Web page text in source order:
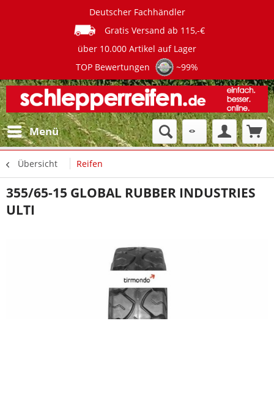
Deutscher Fachhändler
Gratis Versand ab 115,-€
über 10.000 Artikel auf Lager
TOP Bewertungen
~99%
Menü
Übersicht Reifen
355/65-15 GLOBAL RUBBER INDUSTRIES
ULTI